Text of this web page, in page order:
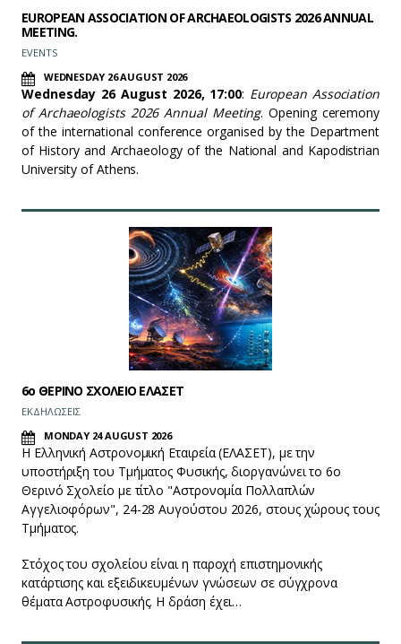
EUROPEAN ASSOCIATION OF ARCHAEOLOGISTS 2026 ANNUAL
MEETING.
EVENTS
WEDNESDAY 26 AUGUST 2026
Wednesday 26 August 2026, 17:00: European Association
of Archaeologists 2026 Annual Meeting. Opening ceremony
of the international conference organised by the Department
of History and Archaeology of the National and Kapodistrian
University of Athens.
6ο ΘΕΡΙΝΟ ΣΧΟΛΕΙΟ ΕΛΑΣΕΤ
ΕΚΔΗΛΩΣΕΙΣ
MONDAY 24 AUGUST 2026
Η Ελληνική Αστρονομική Εταιρεία (ΕΛΑΣΕΤ), με την
υποστήριξη του Τμήματος Φυσικής, διοργανώνει το 6ο
Θερινό Σχολείο με τίτλο "Αστρονομία Πολλαπλών
Αγγελιοφόρων", 24-28 Αυγούστου 2026, στους χώρους τους
Τμήματος.
Στόχος του σχολείου είναι η παροχή επιστημονικής
κατάρτισης και εξειδικευμένων γνώσεων σε σύγχρονα
θέματα Αστροφυσικής. Η δράση έχει…